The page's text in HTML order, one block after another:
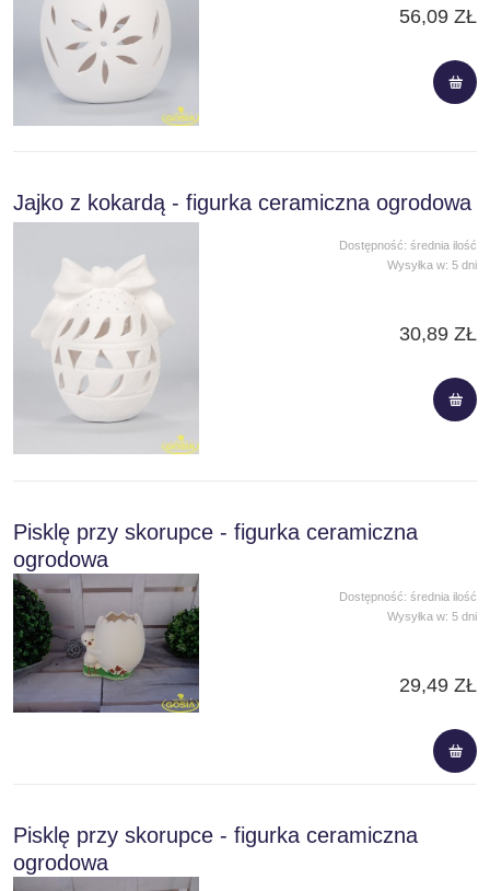
56,09 ZŁ
Jajko z kokardą - figurka ceramiczna ogrodowa
Dostępność: średnia ilość
Wysyłka w: 5 dni
30,89 ZŁ
Pisklę przy skorupce - figurka ceramiczna
ogrodowa
Dostępność: średnia ilość
Wysyłka w: 5 dni
29,49 ZŁ
Pisklę przy skorupce - figurka ceramiczna
ogrodowa